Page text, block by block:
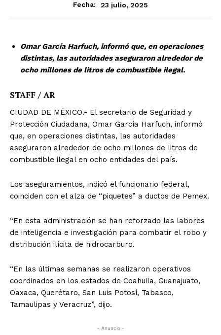
Fecha: 23 julio, 2025
Omar García Harfuch, informó que, en operaciones
distintas, las autoridades aseguraron alrededor de
ocho millones de litros de combustible ilegal.
STAFF / AR
CIUDAD DE MÉXICO.- El secretario de Seguridad y
Protección Ciudadana, Omar García Harfuch, informó
que, en operaciones distintas, las autoridades
aseguraron alrededor de ocho millones de litros de
combustible ilegal en ocho entidades del país.
Los aseguramientos, indicó el funcionario federal,
coinciden con el alza de “piquetes” a ductos de Pemex.
“En esta administración se han reforzado las labores
de inteligencia e investigación para combatir el robo y
distribución ilícita de hidrocarburo.
“En las últimas semanas se realizaron operativos
coordinados en los estados de Coahuila, Guanajuato,
Oaxaca, Querétaro, San Luis Potosí, Tabasco,
Tamaulipas y Veracruz”, dijo.
- Anuncio -